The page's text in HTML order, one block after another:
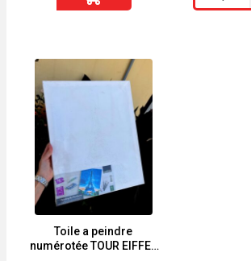
Ensemble
Feutres
couleur
pour
dessin
boîte
de
Toile a peindre
numérotée TOUR EIFFEL